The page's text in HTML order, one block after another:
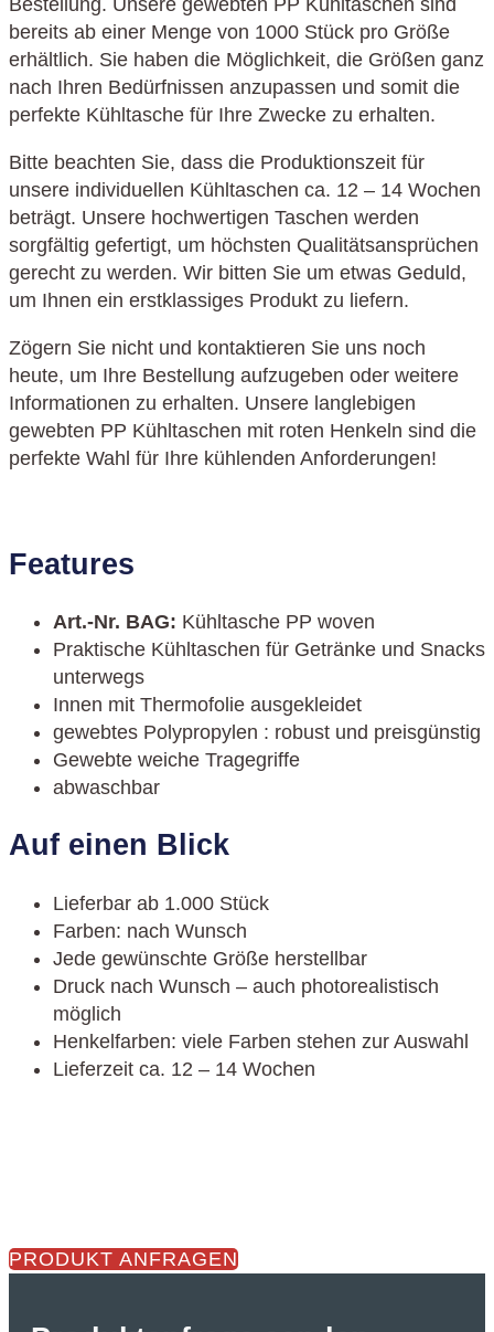
Bestellung. Unsere gewebten PP Kühltaschen sind
bereits ab einer Menge von 1000 Stück pro Größe
erhältlich. Sie haben die Möglichkeit, die Größen ganz
nach Ihren Bedürfnissen anzupassen und somit die
perfekte Kühltasche für Ihre Zwecke zu erhalten.
Bitte beachten Sie, dass die Produktionszeit für
unsere individuellen Kühltaschen ca. 12 – 14 Wochen
beträgt. Unsere hochwertigen Taschen werden
sorgfältig gefertigt, um höchsten Qualitätsansprüchen
gerecht zu werden. Wir bitten Sie um etwas Geduld,
um Ihnen ein erstklassiges Produkt zu liefern.
Zögern Sie nicht und kontaktieren Sie uns noch
heute, um Ihre Bestellung aufzugeben oder weitere
Informationen zu erhalten. Unsere langlebigen
gewebten PP Kühltaschen mit roten Henkeln sind die
perfekte Wahl für Ihre kühlenden Anforderungen!
Features
Art.-Nr. BAG: Kühltasche PP woven
Praktische Kühltaschen für Getränke und Snacks
unterwegs
Innen mit Thermofolie ausgekleidet
gewebtes Polypropylen : robust und preisgünstig
Gewebte weiche Tragegriffe
abwaschbar
Auf einen Blick
Lieferbar ab 1.000 Stück
Farben: nach Wunsch
Jede gewünschte Größe herstellbar
Druck nach Wunsch – auch photorealistisch
möglich
Henkelfarben: viele Farben stehen zur Auswahl
Lieferzeit ca. 12 – 14 Wochen
PRODUKT ANFRAGEN